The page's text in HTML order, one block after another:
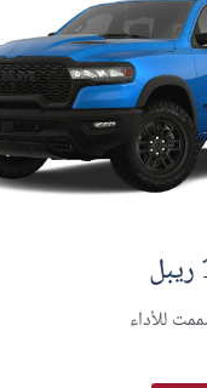
للأداء